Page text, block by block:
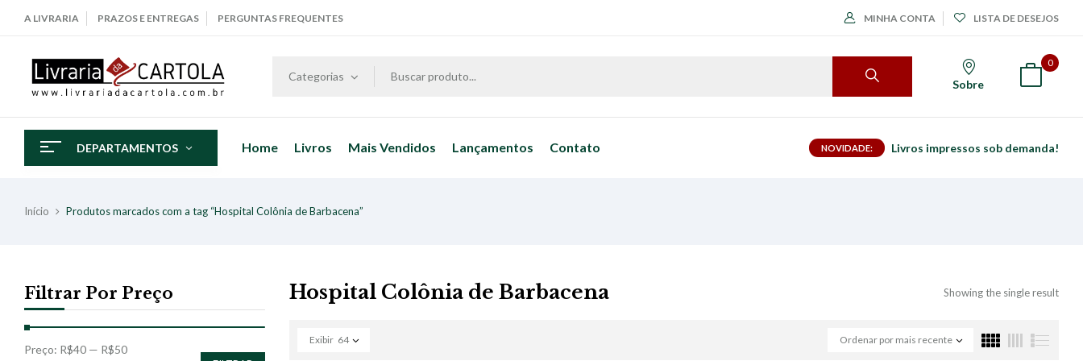
A LIVRARIA PRAZOS E ENTREGAS PERGUNTAS FREQUENTES MINHA CONTA LISTA DE DESEJOS
Categorias
Sobre
0
DEPARTAMENTOS Home Livros Mais Vendidos Lançamentos Contato NOVIDADE: Livros impressos sob demanda!
Início Produtos marcados com a tag “Hospital Colônia de Barbacena”
Filtrar Por Preço
Preço: R$40 — R$50
Hospital Colônia de Barbacena Showing the single result
Ordenar por mais recente
Exibir 64